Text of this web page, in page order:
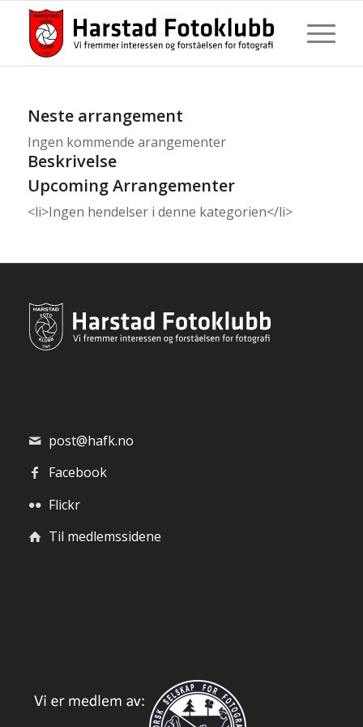
Neste arrangement
Ingen kommende arangementer
Beskrivelse
Upcoming Arrangementer
<li>Ingen hendelser i denne kategorien</li>
post@hafk.no
Facebook
Flickr
Til medlemssidene